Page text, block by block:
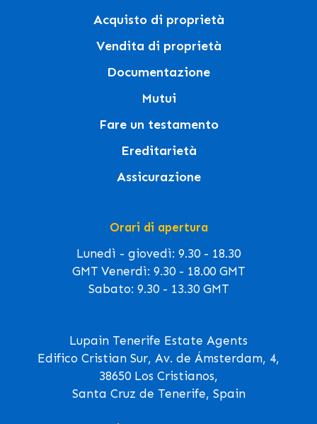
Acquisto di proprietà
Vendita di proprietà
Documentazione
Mutui
Fare un testamento
Ereditarietà
Assicurazione
Orari di apertura
Lunedì - giovedì: 9.30 - 18.30
GMT Venerdì: 9.30 - 18.00 GMT
Sabato: 9.30 - 13.30 GMT
Lupain Tenerife Estate Agents
Edifico Cristian Sur, Av. de Ámsterdam, 4,
38650 Los Cristianos,
Santa Cruz de Tenerife, Spain